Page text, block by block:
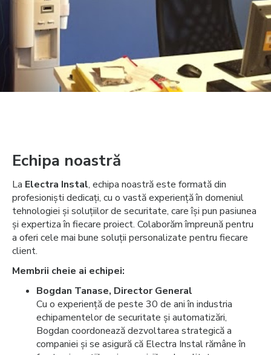
Echipa noastră
La Electra Instal, echipa noastră este formată din
profesioniști dedicați, cu o vastă experiență în domeniul
tehnologiei și soluțiilor de securitate, care își pun pasiunea
și expertiza în fiecare proiect. Colaborăm împreună pentru
a oferi cele mai bune soluții personalizate pentru fiecare
client.
Membrii cheie ai echipei:
Bogdan Tanase, Director General
Cu o experiență de peste 30 de ani în industria
echipamentelor de securitate și automatizări,
Bogdan coordonează dezvoltarea strategică a
companiei și se asigură că Electra Instal rămâne în